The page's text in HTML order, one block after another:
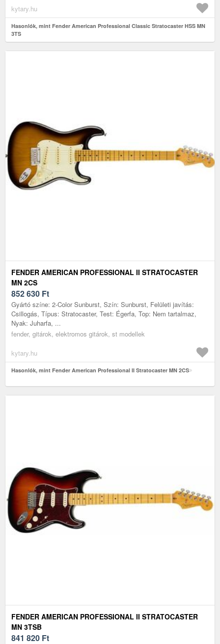
kytary.hu
Hasonlók, mint Fender American Professional Classic Stratocaster HSS MN
3TS
FENDER AMERICAN PROFESSIONAL II STRATOCASTER
MN 2CS
852 630 Ft
Gyártó színe: 2-Color Sunburst, Szín: Sunburst, Felületi javítás:
Csillogás, Típus: Stratocaster, Test: Égerfa, Top: Nem tartalmaz,
Nyak: Juharfa, ...
fender, gitárok, elektromos gitárok, st modellek
kytary.hu
Hasonlók, mint Fender American Professional II Stratocaster MN 2CS
FENDER AMERICAN PROFESSIONAL II STRATOCASTER
MN 3TSB
841 820 Ft